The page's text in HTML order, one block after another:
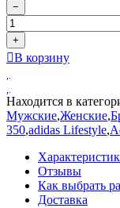
−
+
В корзину
Находится в
Мужские,Женские,
350,adidas Lifestyle,
Отзывы
Как выбрать
Доставка